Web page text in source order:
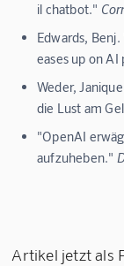
il chatbot."
Edwards,
eases up on AI
Weder,
die Lust am
"OpenAI
aufzuheben."
Artikel jetzt als